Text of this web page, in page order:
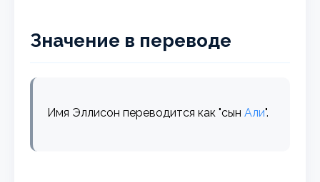
Значение в переводе
Имя Эллисон переводится как "сынАли".